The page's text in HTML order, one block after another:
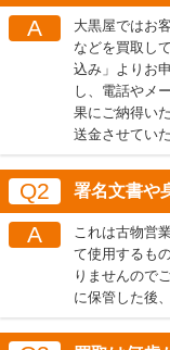
A
大黒屋ではお
などを買取し
込み」よりお
し、電話やメ
果にご納得い
送金させてい
Q2 署名文書や
A
これは古物営
て使用するも
りませんので
に保管した後